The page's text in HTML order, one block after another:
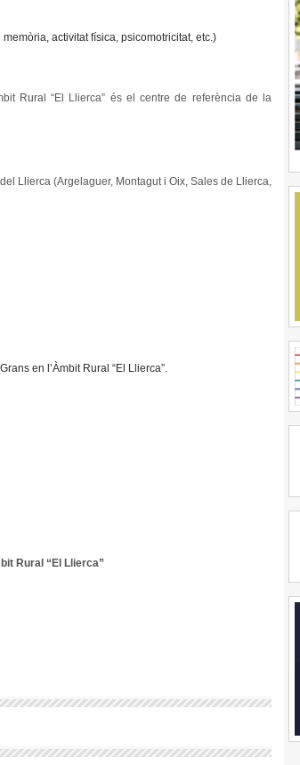
activitat física, psicomotricitat, etc.)
Rural “El Llierca” és el centre de referència de la
Llierca (Argelaguer, Montagut i Oix, Sales de Llierca,
en l’Àmbit Rural “El Llierca”.
Rural “El Llierca”